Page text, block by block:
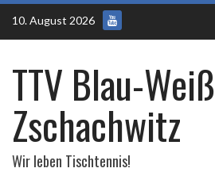
Skip
content
10. August 2026
TTV Blau-Weiß
Zschachwitz
Wir leben Tischtennis!